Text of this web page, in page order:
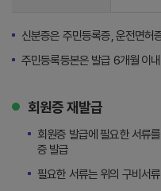
신분증은 주민등록증, 운전면허
주민등록등본은 발급 6개월 이
회원증 재발급
회원증 발급에 필요한 서류
증 발급
필요한 서류는 위의 구비서